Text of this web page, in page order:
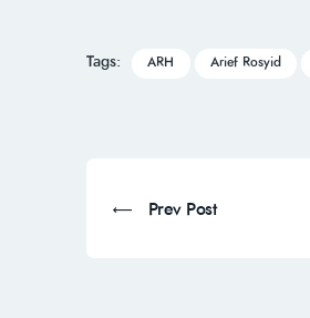
Tags: ARH Arief Rosyid
Prev Post